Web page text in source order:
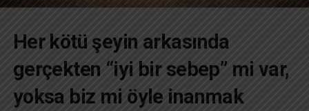
Her kötü şeyin arkasında
gerçekten “iyi bir sebep” mi var,
yoksa biz mi öyle inanmak